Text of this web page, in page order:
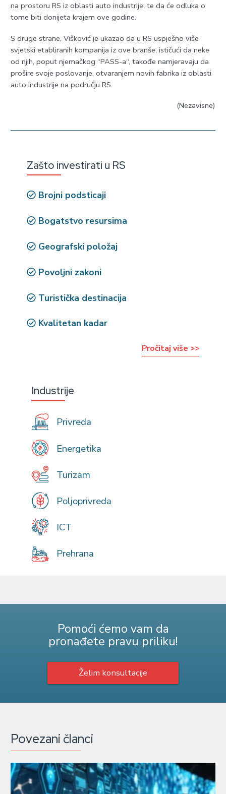
na prostoru RS iz oblasti auto industrije, te da će odluka o
tome biti donijeta krajem ove godine.
S druge strane, Višković je ukazao da u RS uspješno više
svjetski etabliranih kompanija iz ove branše, ističući da neke
od njih, poput njemačkog “PASS-a“, takođe namjeravaju da
prošire svoje poslovanje, otvaranjem novih fabrika iz oblasti
auto industrije na području RS.
(Nezavisne)
Zašto investirati u RS
Brojni podsticaji
Bogatstvo resursima
Geografski položaj
Povoljni zakoni
Turistička destinacija
Kvalitetan kadar
Pročitaj više >>
Industrije
Privreda
Energetika
Turizam
Poljoprivreda
ICT
Prehrana
Pomoći ćemo vam da
pronađete pravu priliku!
Želim konsultacije
Povezani članci